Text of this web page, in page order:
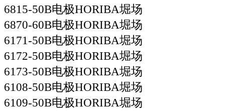
6815-50B电极HORIBA堀场
6870-60B电极HORIBA堀场
6171-50B电极HORIBA堀场
6172-50B电极HORIBA堀场
6173-50B电极HORIBA堀场
6108-50B电极HORIBA堀场
6109-50B电极HORIBA堀场